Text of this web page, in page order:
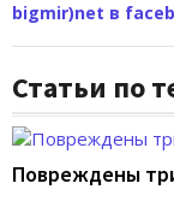
bigmir)net в
Статьи по
Повреждены